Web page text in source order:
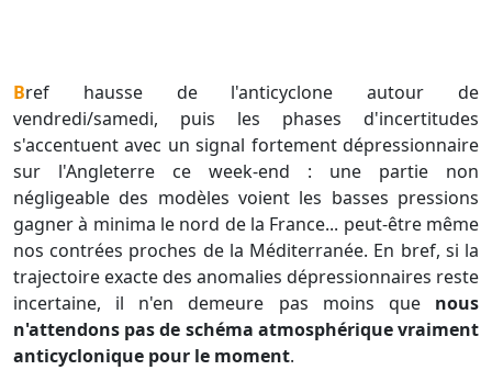
Bref hausse de l'anticyclone autour de
vendredi/samedi, puis les phases d'incertitudes
s'accentuent avec un signal fortement dépressionnaire
sur l'Angleterre ce week-end : une partie non
négligeable des modèles voient les basses pressions
gagner à minima le nord de la France... peut-être même
nos contrées proches de la Méditerranée. En bref, si la
trajectoire exacte des anomalies dépressionnaires reste
incertaine, il n'en demeure pas moins que nous
n'attendons pas de schéma atmosphérique vraiment
anticyclonique pour le moment.